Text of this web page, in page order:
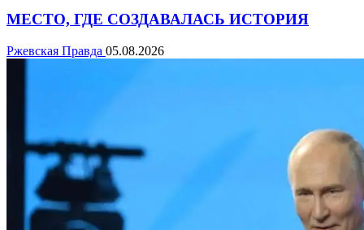
МЕСТО, ГДЕ СОЗДАВАЛАСЬ ИСТОРИЯ
Ржевская Правда 05.08.2026